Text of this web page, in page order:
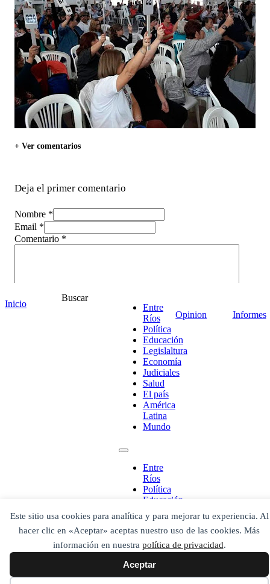
Este sitio usa cookies para analítica y para mejorar tu experiencia. Al
hacer clic en «Aceptar» aceptas nuestro uso de las cookies. Más
información en nuestra política de privacidad.
Aceptar
+ Ver comentarios
Deja el primer comentario
Nombre *
Email *
Comentario *
Inicio
Buscar
Entre
Ríos
Política
Educación
Legislaltura
Economía
Judiciales
Salud
El país
América
Latina
Mundo
Entre
Ríos
Política
Educación
Legislaltura
Economía
Judiciales
Salud
El país
América
Latina
Opinion Informes
¡Ponete en contacto!
Escribe aquí abajo lo que desees buscar
Buscar
Buscar en el archivo